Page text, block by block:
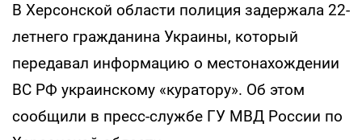
В Херсонской области полиция задержала 22-
летнего гражданина Украины, который
передавал информацию о местонахождении
ВС РФ украинскому «куратору». Об этом
сообщили в пресс-службе ГУ МВД России по